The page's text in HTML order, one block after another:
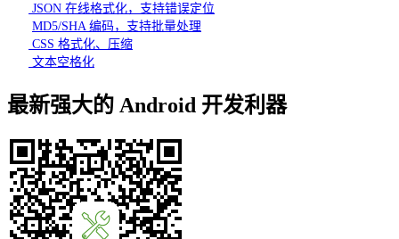
JSON 在线格式化，支持错误定位
MD5/SHA 编码，支持批量处理
CSS 格式化、压缩
文本空格化
最新强大的 Android 开发利器